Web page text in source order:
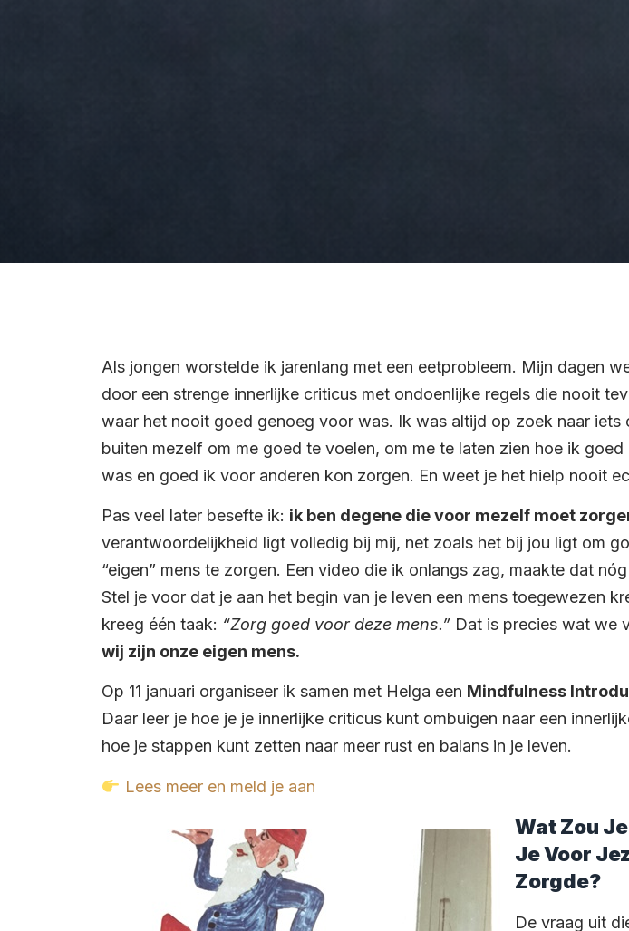
Als jongen worstelde ik jarenlang met een eetprobleem. Mijn dagen
door een strenge innerlijke criticus met ondoenlijke regels die nooit
waar het nooit goed genoeg voor was. Ik was altijd op zoek naar iets
buiten mezelf om me goed te voelen, om me te laten zien hoe ik
was en goed ik voor anderen kon zorgen. En weet je het hielp nooit
Pas veel later besefte ik: ik ben degene die voor mezelf moet
verantwoordelijkheid ligt volledig bij mij, net zoals het bij jou ligt om
“eigen” mens te zorgen. Een video die ik onlangs zag, maakte dat
Stel je voor dat je aan het begin van je leven een mens toegewezen
kreeg één taak: “Zorg goed voor deze mens.” Dat is precies wat we
wij zijn onze eigen mens.
Op 11 januari organiseer ik samen met Helga een Mindfulness
Daar leer je hoe je je innerlijke criticus kunt ombuigen naar een
hoe je stappen kunt zetten naar meer rust en balans in je leven.
Lees meer en meld je aan
Wat Zou
Je Voor
Zorgde?
De vraag uit